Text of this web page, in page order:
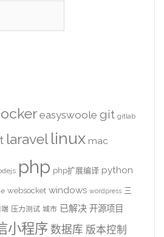
easyswoole git gitlab
laravel linux mac
php php扩展编译 python
websocket windows wordpress 三
压力测试 城市 已解决 开源项目
小程序 数据库 版本控制